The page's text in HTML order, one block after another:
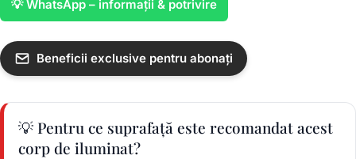
💡 WhatsApp – informații & potrivire
Beneficii exclusive pentru abonați
💡 Pentru ce suprafață este recomandat acest
corp de iluminat?